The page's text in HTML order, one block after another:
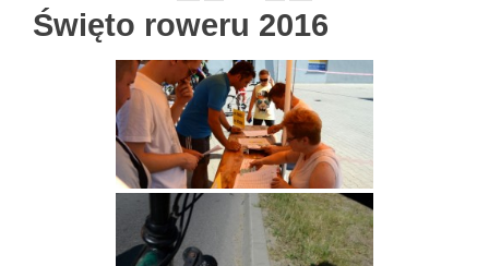
Święto roweru 2016